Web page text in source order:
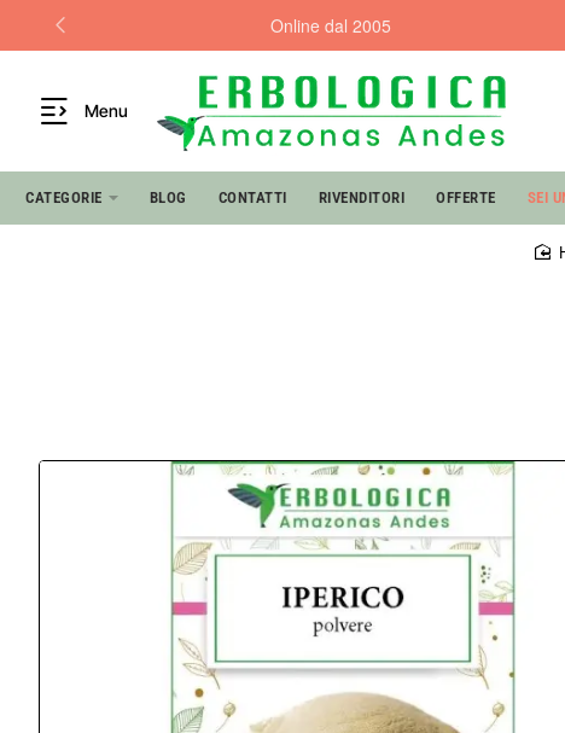
Online dal 2005
Menu
CATEGORIE BLOG CONTATTI RIVENDITORI OFFERTE SEI